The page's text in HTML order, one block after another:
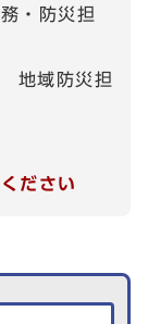
・防災担
域防災担
ださい